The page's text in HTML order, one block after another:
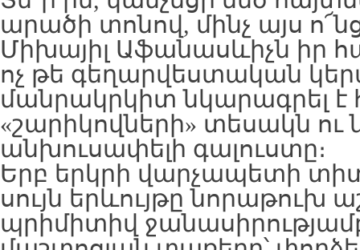
արածի տոնով, մինչ այս
Միխայիլ Աֆանասևիչն իր
ոչ թե գեղարվեստական
մանրակրկիտ նկարագրել է
«շարիկովների» տեսակն ու
անխուսափելի գալուստը։
Երբ երկրի վարչապետի
սույն երևույթը նորաթուխ
պրիմիտիվ